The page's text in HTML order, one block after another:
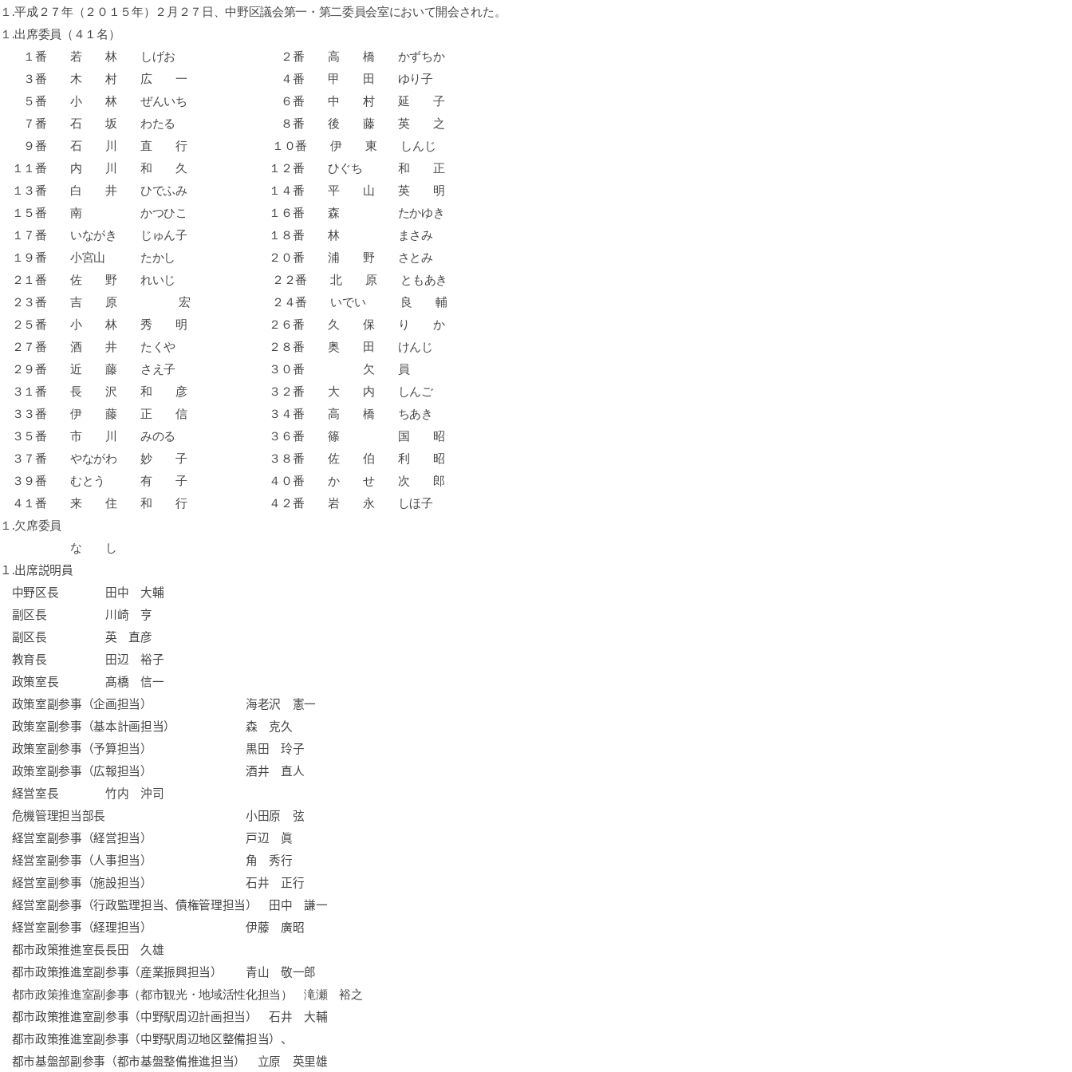
１ .平成２７年（２０１５年）２月２７日、中野区議会第一・第二委員会室において開会された。
１ .出席委員（４１名）
１番 若 林 しげお ２番 高 橋 かずちか
３番 木 村 広 一 ４番 甲 田 ゆり子
５番 小 林 ぜんいち ６番 中 村 延 子
７番 石 坂 わたる ８番 後 藤 英 之
９番 石 川 直 行
１０番 伊 東 しんじ
１１番 内 川 和 久 １２番 ひぐち 和 正
１３番 白 井 ひでふみ １４番 平 山 英 明
１５番 南 かつひこ １６番 森 たかゆき
１７番 いながき じゅん子 １８番 林 まさみ
１９番 小宮山 たかし ２０番 浦 野 さとみ
２１番 佐 野 れいじ
２２番 北 原 ともあき
２３番 吉 原
宏 ２４番 いでい 良 輔
２５番 小 林 秀 明 ２６番 久 保 り か
２７番 酒 井 たくや ２８番 奥 田 けんじ
２９番 近 藤 さえ子 ３０番 欠 員
３１番 長 沢 和 彦 ３２番 大 内 しんご
３３番 伊 藤 正 信 ３４番 高 橋 ちあき
３５番 市 川 みのる ３６番 篠 国 昭
３７番 やながわ 妙 子 ３８番 佐 伯 利 昭
３９番 むとう 有 子 ４０番 か せ 次 郎
４１番 来 住 和 行 ４２番 岩 永 しほ子
１ .欠席委員
な し
１ .出席説明員
中野区長
田中 大輔
副区長
川崎 亨
副区長
英 直彦
教育長
田辺 裕子
政策室長
髙橋 信一
政策室副参事（企画担当）
海老沢 憲一
政策室副参事（基本計画担当）
森 克久
政策室副参事（予算担当）
黒田 玲子
政策室副参事（広報担当）
酒井 直人
経営室長
竹内 沖司
危機管理担当部長
小田原 弦
経営室副参事（経営担当）
戸辺 眞
経営室副参事（人事担当）
角 秀行
経営室副参事（施設担当）
石井 正行
経営室副参事（行政監理担当、債権管理担当） 田中 謙一
経営室副参事（経理担当）
伊藤 廣昭
都市政策推進室長長田 久雄
都市政策推進室副参事（産業振興担当）
青山 敬一郎
都市政策推進室副参事（都市観光・地域活性化担当） 滝瀬 裕之
都市政策推進室副参事（中野駅周辺計画担当） 石井 大輔
都市政策推進室副参事（中野駅周辺地区整備担当）、
都市基盤部副参事（都市基盤整備推進担当） 立原 英里雄